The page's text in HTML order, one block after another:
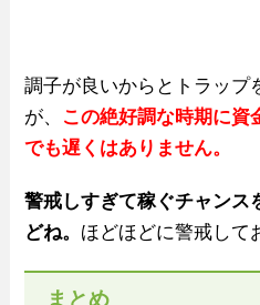
調子が良いからとトラップ
が、 この絶好調な時期に資
でも遅くはありません。
警戒しすぎて稼ぐチャンス
どね。 ほどほどに警戒して
まとめ